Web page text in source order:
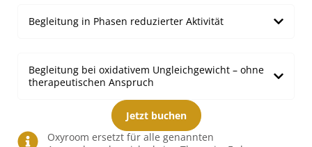
Begleitung in Phasen reduzierter Aktivität
Begleitung bei oxidativem Ungleichgewicht – ohne
therapeutischen Anspruch
Jetzt buchen
Oxyroom ersetzt für alle genannten